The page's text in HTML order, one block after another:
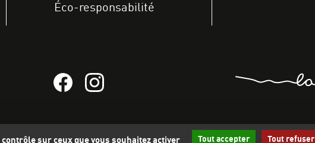
sur ceux que vous souhaitez activer Tout accepter Tout refuser
Éco-responsabilité
Suivez-nous sur Facebook
Suivez-nous sur instagram Accueil